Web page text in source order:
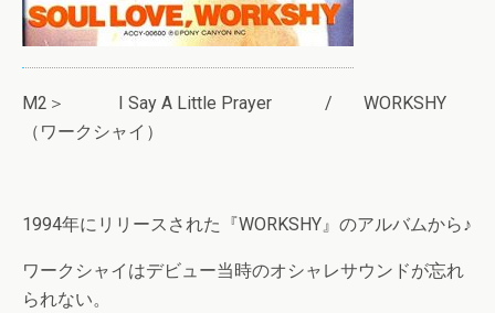
M2＞ I Say A Little Prayer / WORKSHY
（ワークシャイ）
1994年にリリースされた『WORKSHY』のアルバムから♪
ワークシャイはデビュー当時のオシャレサウンドが忘れ
られない。